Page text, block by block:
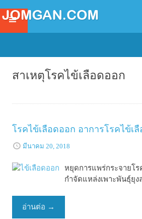
สาเหตุโรคไข้เลือดออก
โรคไข้เลือดออก อาการโรคไข้เ
มีนาคม 20, 2018
หยุดการแพร่กระจายโ
กำจัดแหล่งเพาะพันธุ์ยุง
อ่านต่อ →